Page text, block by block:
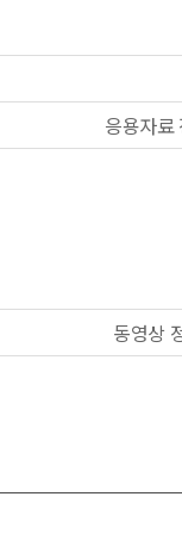
응용자료
동영상